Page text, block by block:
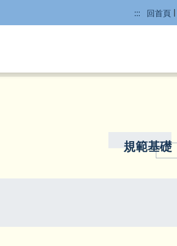
:::
回首頁
規範基礎